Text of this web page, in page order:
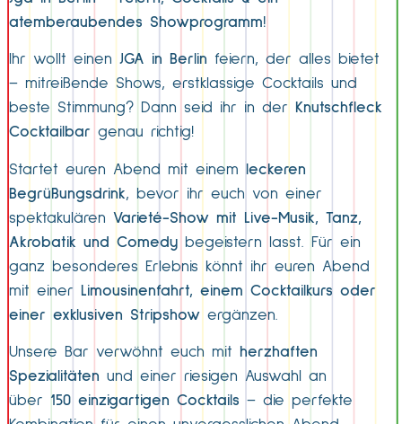
atemberaubendes Showprogramm!
Ihr wollt einen JGA in Berlin feiern, der alles bietet
– mitreißende Shows, erstklassige Cocktails und
beste Stimmung? Dann seid ihr in der
Knutschfleck
Cocktailbar genau richtig!
Startet euren Abend mit einem
leckeren
Begrüßungsdrink, bevor ihr euch von einer
spektakulären Varieté-Show mit Live-Musik, Tanz,
Akrobatik und Comedy begeistern lasst. Für ein
ganz besonderes Erlebnis könnt ihr euren Abend
mit einer
Limousinenfahrt, einem Cocktailkurs oder
einer exklusiven Stripshow ergänzen.
Unsere Bar verwöhnt euch mit
herzhaften
Spezialitäten und einer riesigen Auswahl an
über 150 einzigartigen Cocktails – die perfekte